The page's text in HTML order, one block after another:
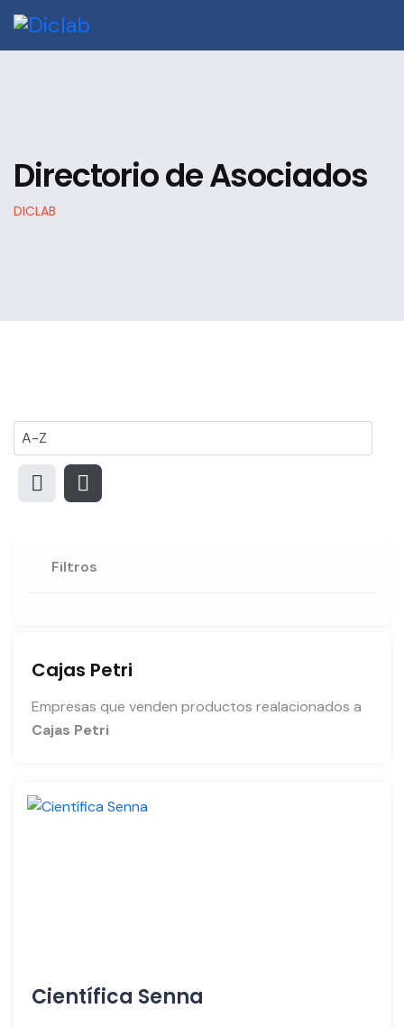
Directorio de Asociados
DICLAB
Filtros
Cajas Petri
Empresas que venden productos realacionados a
Cajas Petri
Científica Senna